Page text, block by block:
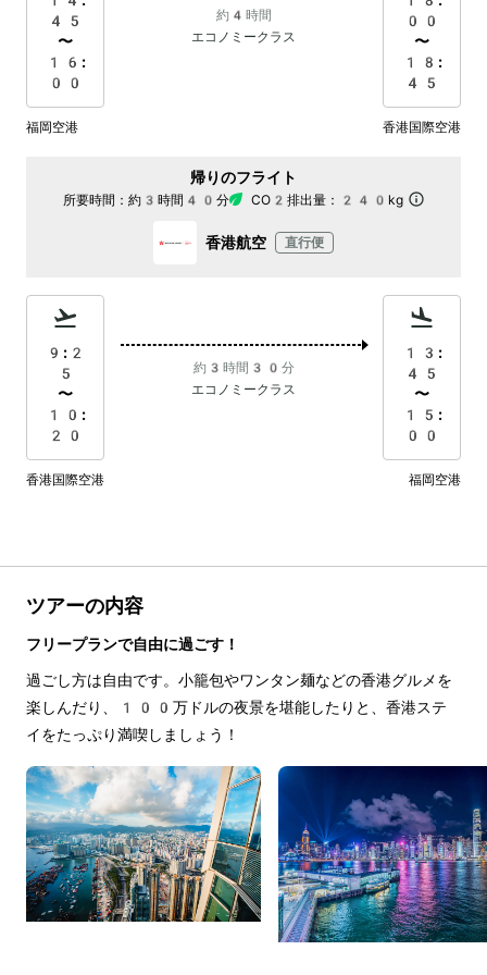
45
〜
16:
00
約4時間
エコノミークラス
00
〜
18:
45
福岡空港 香港国際空港
帰りのフライト
所要時間： 約3時間40分 CO2排出量： 240kg
香港航空 直行便
9:2
5
〜
10:
20
約3時間30分
エコノミークラス
13:
45
〜
15:
00
香港国際空港 福岡空港
ツアーの内容
フリープランで自由に過ごす！
過ごし方は自由です。小籠包やワンタン麺などの香港グルメを
楽しんだり、100万ドルの夜景を堪能したりと、香港ステ
イをたっぷり満喫しましょう！